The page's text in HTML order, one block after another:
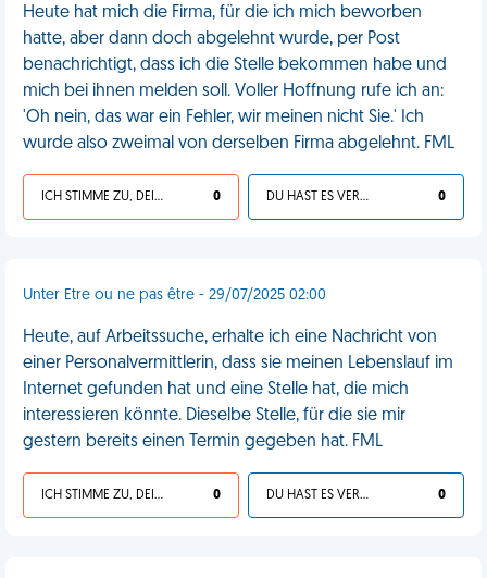
Heute hat mich die Firma, für die ich mich beworben
hatte, aber dann doch abgelehnt wurde, per Post
benachrichtigt, dass ich die Stelle bekommen habe und
mich bei ihnen melden soll. Voller Hoffnung rufe ich an:
'Oh nein, das war ein Fehler, wir meinen nicht Sie.' Ich
wurde also zweimal von derselben Firma abgelehnt. FML
ICH STIMME ZU, DEIN LEBEN IST SCHEISSE 0 DU HAST ES VERDIENT 0
Unter Etre ou ne pas être - 29/07/2025 02:00
Heute, auf Arbeitssuche, erhalte ich eine Nachricht von
einer Personalvermittlerin, dass sie meinen Lebenslauf im
Internet gefunden hat und eine Stelle hat, die mich
interessieren könnte. Dieselbe Stelle, für die sie mir
gestern bereits einen Termin gegeben hat. FML
ICH STIMME ZU, DEIN LEBEN IST SCHEISSE 0 DU HAST ES VERDIENT 0